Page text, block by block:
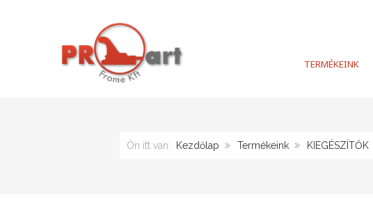
TERMÉKEINK
Ön itt van: Kezdőlap Termékeink KIEGÉSZÍTŐK